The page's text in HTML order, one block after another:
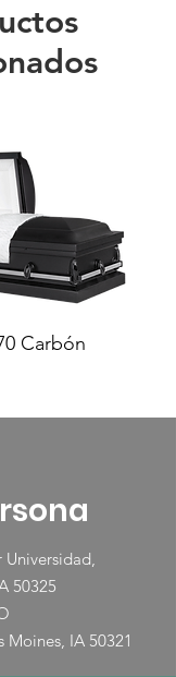
Carbón
50325
Moines, IA 50321